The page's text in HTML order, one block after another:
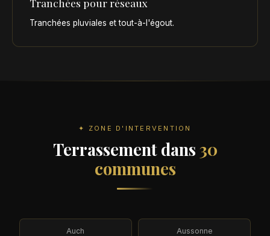
Tranchées pluviales et tout-à-l'égout.
✦ ZONE D'INTERVENTION
Terrassement dans30
communes
Auch Aussonne